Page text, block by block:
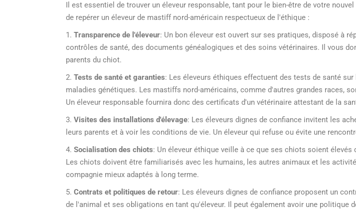
Il est essentiel de trouver un éleveur responsable, tant pour le bien-être de votre
de repérer un éleveur de mastiff nord-américain respectueux de l'éthique :
1. Transparence de l'éleveur: Un bon éleveur est ouvert sur ses pratiques, disposé à
contrôles de santé, des documents généalogiques et des soins vétérinaires. Il vous
parents du chiot.
2. Tests de santé et garanties: Les éleveurs éthiques effectuent des tests de santé
maladies génétiques. Les mastiffs nord-américains, comme d'autres grandes races,
Un éleveur responsable fournira donc des certificats d'un vétérinaire attestant de la
3. Visites des installations d'élevage: Les éleveurs dignes de confiance invitent les
leurs parents et à voir les conditions de vie. Un éleveur qui refuse ou évite une
4. Socialisation des chiots: Un éleveur éthique veille à ce que ses chiots soient
Les chiots doivent être familiarisés avec les humains, les autres animaux et les
compagnie mieux adaptés à long terme.
5. Contrats et politiques de retour: Les éleveurs dignes de confiance proposent un
de l'animal et ses obligations en tant qu'éleveur. Il peut également avoir une politique